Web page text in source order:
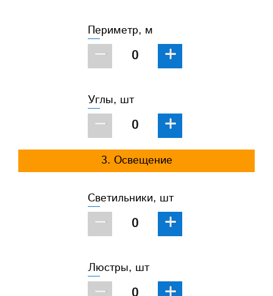
Периметр, м
− +
Углы, шт
− +
3. Освещение
Светильники, шт
− +
Люстры, шт